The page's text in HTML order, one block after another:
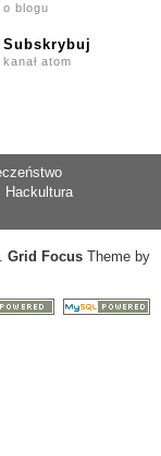
o blogu
Subskrybuj
kanał atom
Hackultura
Grid Focus Theme by